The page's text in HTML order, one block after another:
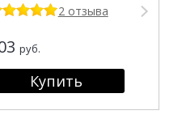
2 отзыва
руб.